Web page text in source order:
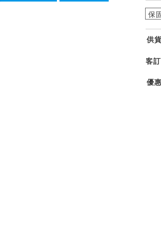
保
供
客
優